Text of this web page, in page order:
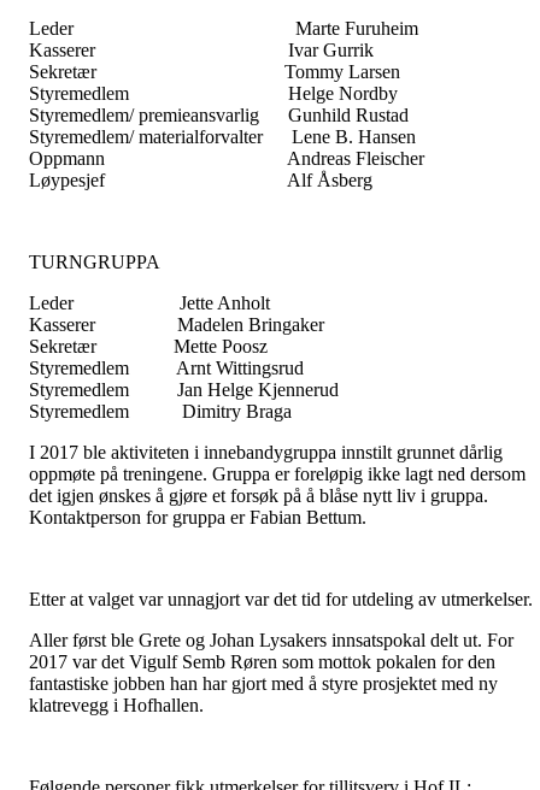
Leder Marte Furuheim
Kasserer Ivar Gurrik
Sekretær Tommy Larsen
Styremedlem Helge Nordby
Styremedlem/ premieansvarlig Gunhild Rustad
Styremedlem/ materialforvalter Lene B. Hansen
Oppmann Andreas Fleischer
Løypesjef Alf Åsberg
TURNGRUPPA
Leder Jette Anholt
Kasserer Madelen Bringaker
Sekretær Mette Poosz
Styremedlem Arnt Wittingsrud
Styremedlem Jan Helge Kjennerud
Styremedlem Dimitry Braga
I 2017 ble aktiviteten i innebandygruppa innstilt grunnet dårlig
oppmøte på treningene. Gruppa er foreløpig ikke lagt ned dersom
det igjen ønskes å gjøre et forsøk på å blåse nytt liv i gruppa.
Kontaktperson for gruppa er Fabian Bettum.
Etter at valget var unnagjort var det tid for utdeling av utmerkelser.
Aller først ble Grete og Johan Lysakers innsatspokal delt ut. For
2017 var det Vigulf Semb Røren som mottok pokalen for den
fantastiske jobben han har gjort med å styre prosjektet med ny
klatrevegg i Hofhallen.